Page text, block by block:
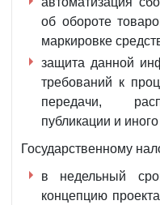
об обороте
маркировке
защита данной
требований к
передачи,
публикации и
Государственному
в недельный
концепцию